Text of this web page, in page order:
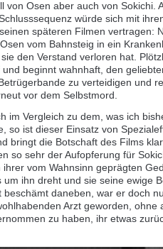
von Osen aber auch von Sokichi.
würde sich mit
späteren Filmen vertragen:
vom Bahnsteig in ein
den Verstand verloren hat.
beginnt wahnhaft, den
zu verteidigen und
vor dem Selbstmord.
im Vergleich zu dem, was ich
so ist dieser Einsatz von
bringt die Botschaft des Films
so sehr der Aufopferung für
vom Wahnsinn geprägten
um ihn dreht und sie seine ewige
beschämt daneben, war er doch
Arzt geworden, ohne
zu haben, ihr etwas